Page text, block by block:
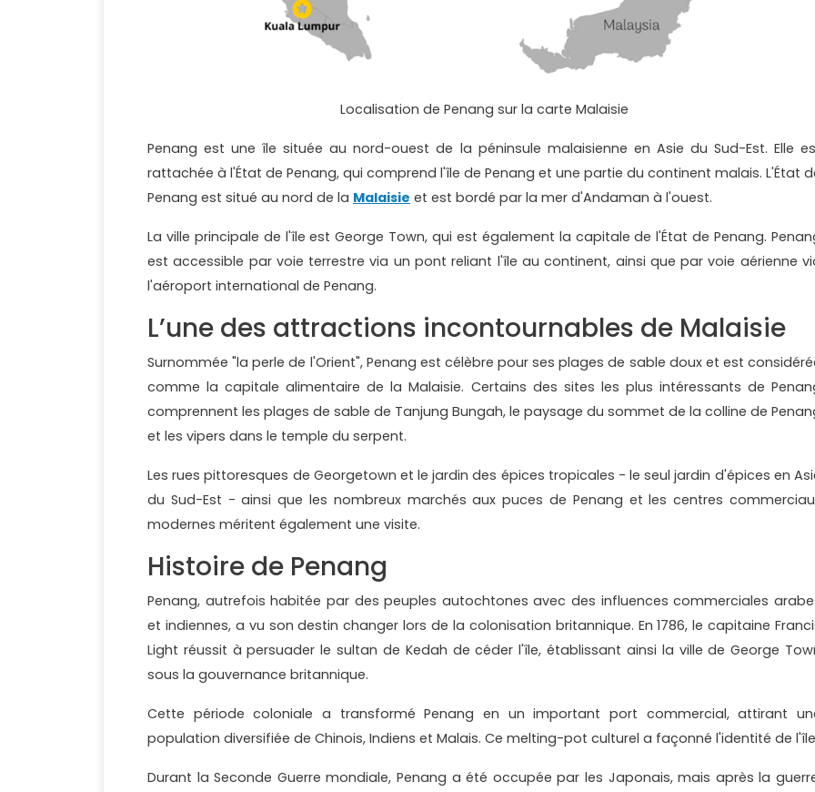
Localisation de Penang sur la carte Malaisie
Penang est une île située au nord-ouest de la péninsule malaisienne en Asie du Sud-Est. Elle
rattachée à l'État de Penang, qui comprend l'île de Penang et une partie du continent malais. L'État
Penang est situé au nord de la Malaisie et est bordé par la mer d'Andaman à l'ouest.
La ville principale de l'île est George Town, qui est également la capitale de l'État de Penang.
est accessible par voie terrestre via un pont reliant l'île au continent, ainsi que par voie aérienne
l'aéroport international de Penang.
L’une des attractions incontournables de Malaisie
Surnommée "la perle de l'Orient", Penang est célèbre pour ses plages de sable doux et est
comme la capitale alimentaire de la Malaisie. Certains des sites les plus intéressants de
comprennent les plages de sable de Tanjung Bungah, le paysage du sommet de la colline de
et les vipers dans le temple du serpent.
Les rues pittoresques de Georgetown et le jardin des épices tropicales - le seul jardin d'épices en
du Sud-Est - ainsi que les nombreux marchés aux puces de Penang et les centres
modernes méritent également une visite.
Histoire de Penang
Penang, autrefois habitée par des peuples autochtones avec des influences commerciales
et indiennes, a vu son destin changer lors de la colonisation britannique. En 1786, le capitaine
Light réussit à persuader le sultan de Kedah de céder l'île, établissant ainsi la ville de George
sous la gouvernance britannique.
Cette période coloniale a transformé Penang en un important port commercial, attirant
population diversifiée de Chinois, Indiens et Malais. Ce melting-pot culturel a façonné l'identité de
Durant la Seconde Guerre mondiale, Penang a été occupée par les Japonais, mais après la